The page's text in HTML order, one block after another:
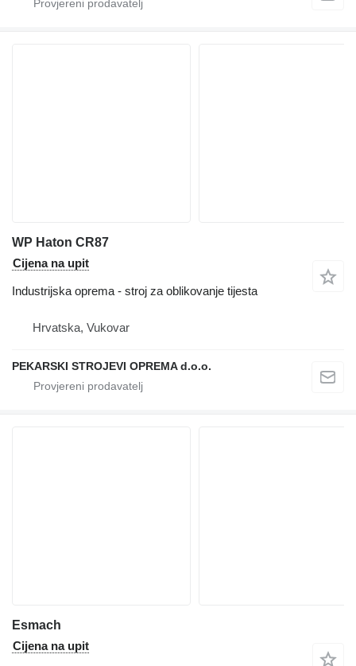
WP Haton CR87
Cijena na upit
Industrijska oprema - stroj za oblikovanje tijesta
Hrvatska, Vukovar
PEKARSKI STROJEVI OPREMA d.o.o.
Esmach
Cijena na upit